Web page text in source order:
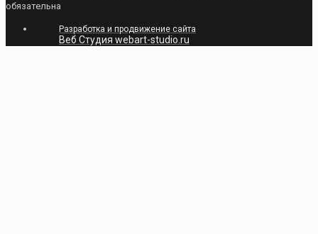
обязательна
Разработка и продвижение сайта
Веб Студия webart-studio.ru